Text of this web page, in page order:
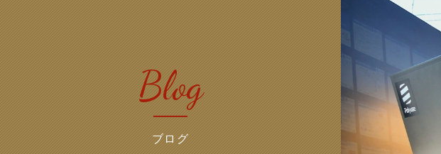
Blog
ブログ